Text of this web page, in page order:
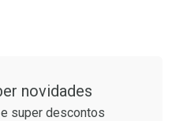
novidades
super descontos